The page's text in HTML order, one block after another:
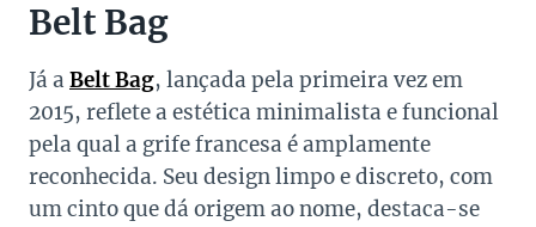
Belt Bag
Já a Belt Bag, lançada pela primeira vez em
2015, reflete a estética minimalista e funcional
pela qual a grife francesa é amplamente
reconhecida. Seu design limpo e discreto, com
um cinto que dá origem ao nome, destaca-se